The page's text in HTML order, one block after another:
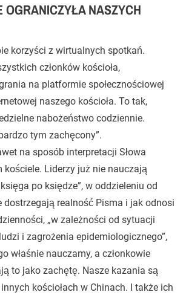
OGRANICZYŁA NASZYCH
korzyści z wirtualnych spotkań.
członków kościoła,
na platformie społecznościowej
naszego kościoła. To tak,
nabożeństwo codziennie.
tym zachęcony”.
na sposób interpretacji Słowa
kościele. Liderzy już nie nauczają
po księdze”, w oddzieleniu od
dostrzegają realność Pisma i jak odnosi
„w zależności od sytuacji
i zagrożenia epidemiologicznego”,
właśnie nauczamy, a członkowie
to jako zachętę. Nasze kazania są
kościołach w Chinach. I także ich